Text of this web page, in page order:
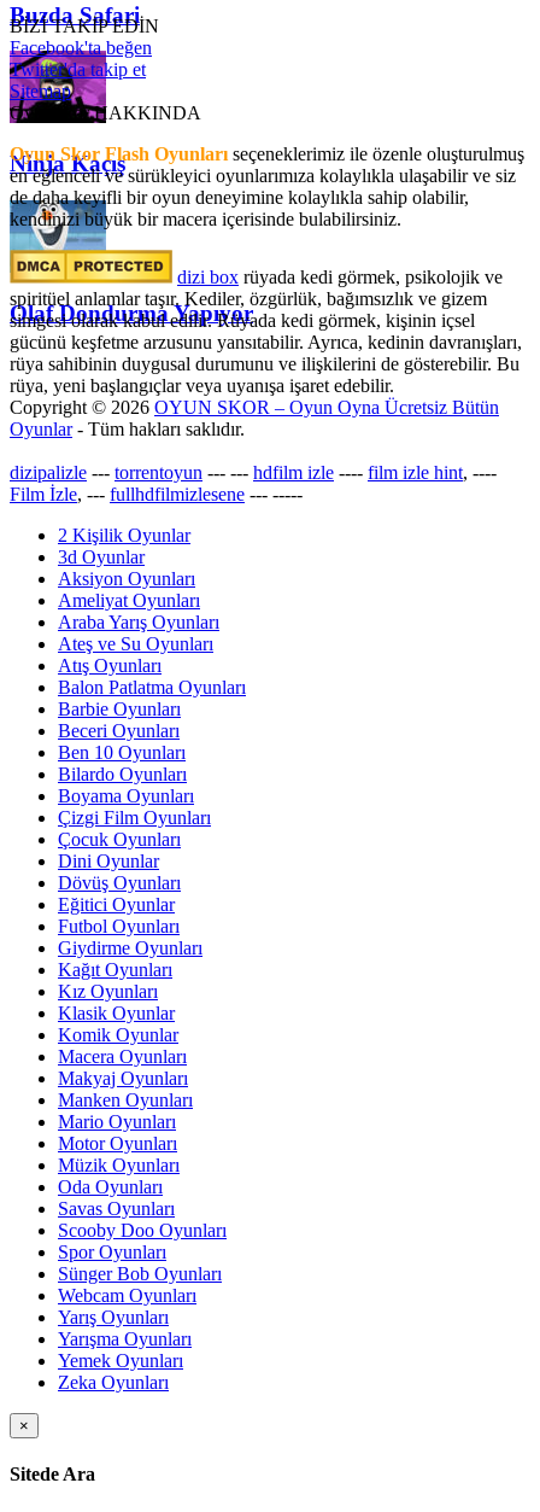
Buzda Safari
Ninja Kaçış
Olaf Dondurma Yapıyor
BİZİ TAKİP EDİN
Facebook'ta beğen
Twitter'da takip et
Sitemap
OyunSkor HAKKINDA
Oyun Skor Flash Oyunları seçeneklerimiz ile özenle oluşturulmuş
en eğlenceli ve sürükleyici oyunlarımıza kolaylıkla ulaşabilir ve siz
de daha keyifli bir oyun deneyimine kolaylıkla sahip olabilir,
kendinizi büyük bir macera içerisinde bulabilirsiniz.
dizi box rüyada kedi görmek​, psikolojik ve
spiritüel anlamlar taşır. Kediler, özgürlük, bağımsızlık ve gizem
simgesi olarak kabul edilir. Rüyada kedi görmek, kişinin içsel
gücünü keşfetme arzusunu yansıtabilir. Ayrıca, kedinin davranışları,
rüya sahibinin duygusal durumunu ve ilişkilerini de gösterebilir. Bu
rüya, yeni başlangıçlar veya uyanışa işaret edebilir.
Copyright © 2026 OYUN SKOR – Oyun Oyna Ücretsiz Bütün
Oyunlar- Tüm hakları saklıdır.
dizipalizle --- torrentoyun --- --- hdfilm izle ---- film izle hint, ----
Film İzle, --- fullhdfilmizlesene --- -----
2 Kişilik Oyunlar
3d Oyunlar
Aksiyon Oyunları
Ameliyat Oyunları
Araba Yarış Oyunları
Ateş ve Su Oyunları
Atış Oyunları
Balon Patlatma Oyunları
Barbie Oyunları
Beceri Oyunları
Ben 10 Oyunları
Bilardo Oyunları
Boyama Oyunları
Çizgi Film Oyunları
Çocuk Oyunları
Dini Oyunlar
Dövüş Oyunları
Eğitici Oyunlar
Futbol Oyunları
Giydirme Oyunları
Kağıt Oyunları
Kız Oyunları
Klasik Oyunlar
Komik Oyunlar
Macera Oyunları
Makyaj Oyunları
Manken Oyunları
Mario Oyunları
Motor Oyunları
Müzik Oyunları
Oda Oyunları
Savas Oyunları
Scooby Doo Oyunları
Spor Oyunları
Sünger Bob Oyunları
Webcam Oyunları
Yarış Oyunları
Yarışma Oyunları
Yemek Oyunları
Zeka Oyunları
×
Sitede Ara